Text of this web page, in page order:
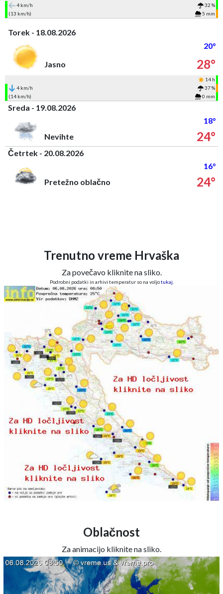
4 km/h
32 %
(13 km/h)
5 mm
Torek - 18.08.2026
20°
Jasno
28°
14 h
4 km/h
37 %
(14 km/h)
0 mm
Sreda - 19.08.2026
18°
Nevihte
24°
Četrtek - 20.08.2026
16°
Pretežno oblačno
24°
Trenutno vreme Hrvaška
Za povečavo kliknite na sliko.
Podrobni podatki in arhivi temperatur so na voljotukaj
Oblačnost
Za animacijo kliknite na sliko.